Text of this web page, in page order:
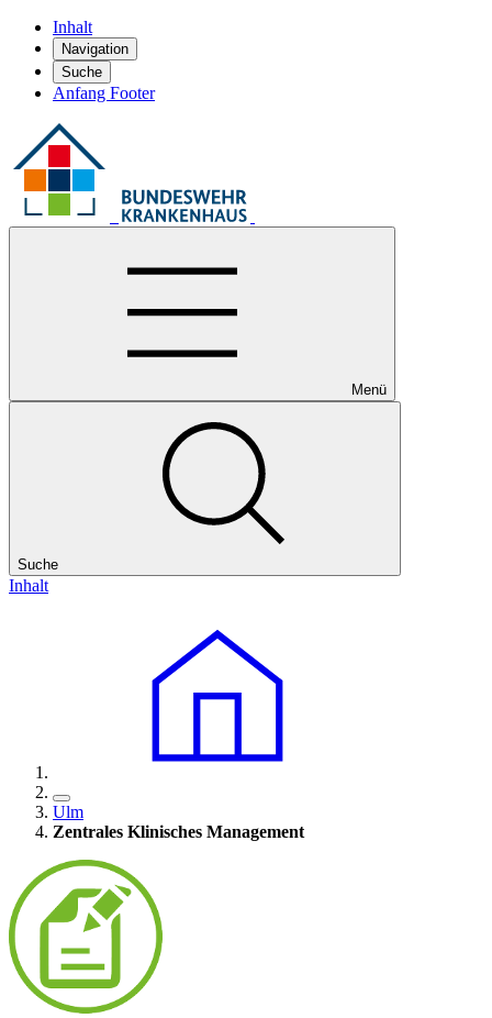
Inhalt
Navigation
Suche
Anfang Footer
Menü
Suche
Inhalt
Ulm
Zentrales Klinisches Management